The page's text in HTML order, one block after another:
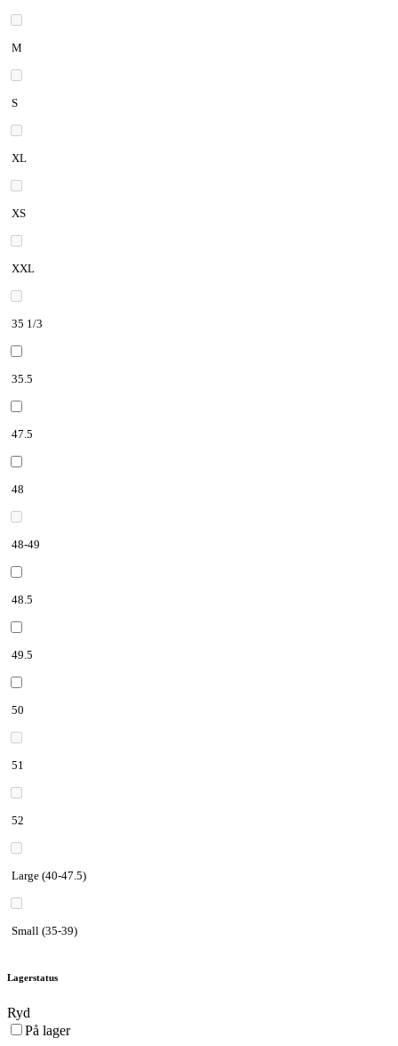
M
S
XL
XS
XXL
35 1/3
35.5
47.5
48
48-49
48.5
49.5
50
51
52
Large (40-47.5)
Small (35-39)
Lagerstatus
Ryd
På lager